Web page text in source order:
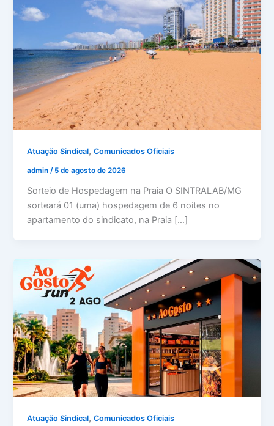
Atuação Sindical,Comunicados Oficiais
admin / 5 de agosto de 2026
Sorteio de Hospedagem na Praia O SINTRALAB/MG
sorteará 01 (uma) hospedagem de 6 noites no
apartamento do sindicato, na Praia […]
Atuação Sindical,Comunicados Oficiais